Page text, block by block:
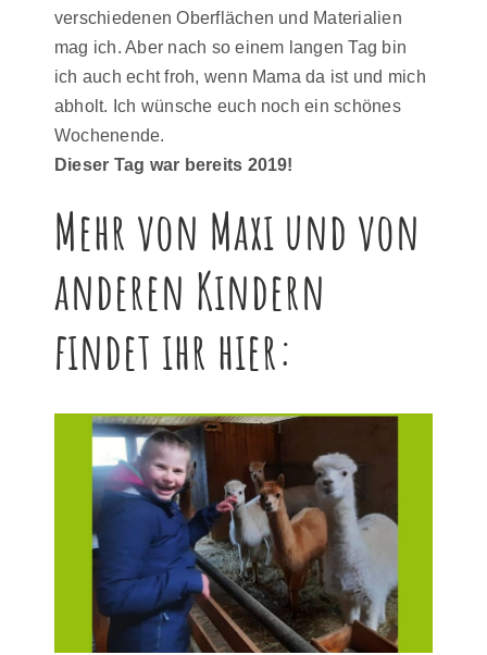
verschiedenen Oberflächen und Materialien
mag ich. Aber nach so einem langen Tag bin
ich auch echt froh, wenn Mama da ist und mich
abholt. Ich wünsche euch noch ein schönes
Wochenende.
Dieser Tag war bereits 2019!
Mehr von Maxi und von
anderen Kindern
findet ihr hier: